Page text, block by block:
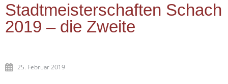
Stadtmeisterschaften Schach
2019 – die Zweite
25. Februar 2019